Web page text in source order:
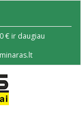
€ ir daugiau